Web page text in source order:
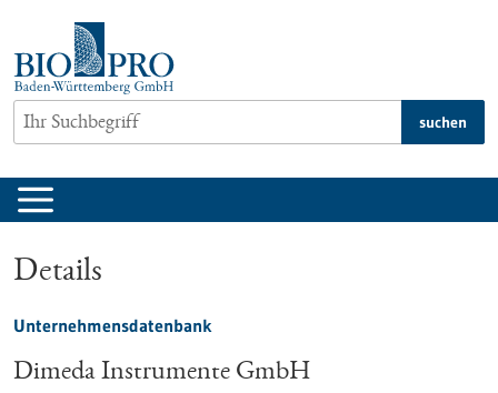
springen
suchen
Details
Unternehmensdatenbank
Dimeda Instrumente GmbH